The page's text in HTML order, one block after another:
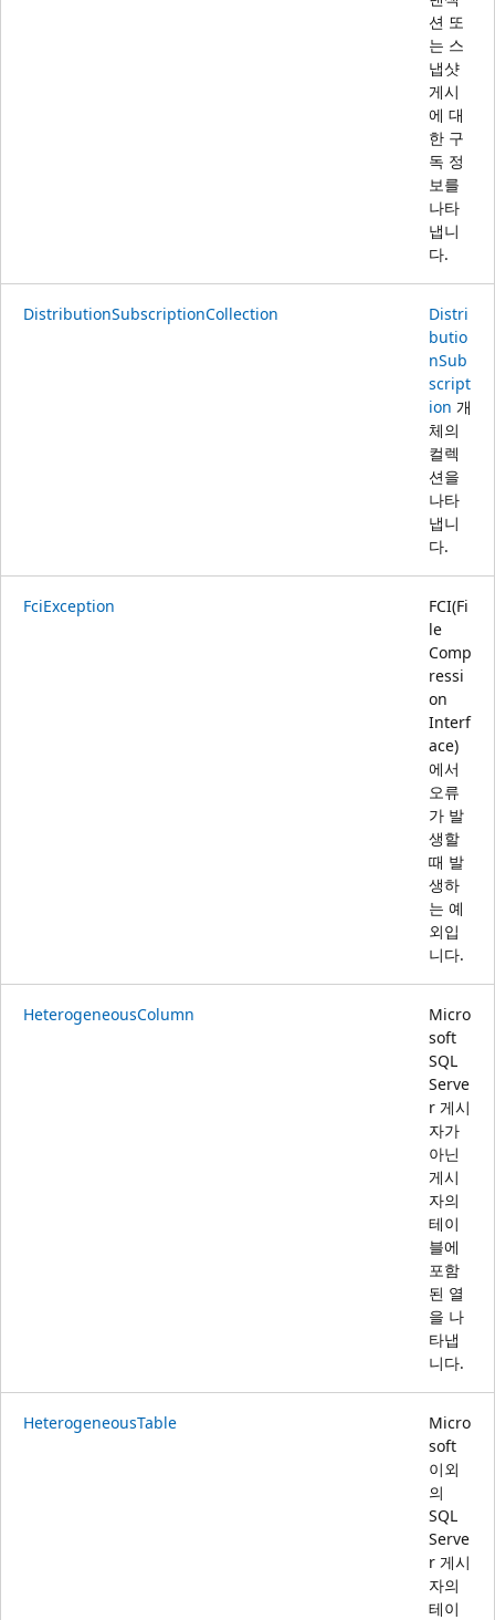
션 또
는 스
냅샷
게시
에 대
한 구
독 정
보를
나타
냅니
다.
DistributionSubscriptionCollection
Distri
butio
nSub
script
ion 개
체의
컬렉
션을
나타
냅니
다.
FciException
FCI(Fi
le
Comp
ressi
on
Interf
ace)
에서
오류
가 발
생할
때 발
생하
는 예
외입
니다.
HeterogeneousColumn
Micro
soft
SQL
Serve
r 게시
자가
아닌
게시
자의
테이
블에
포함
된 열
을 나
타냅
니다.
HeterogeneousTable
Micro
soft
이외
의
SQL
Serve
r 게시
자의
테이